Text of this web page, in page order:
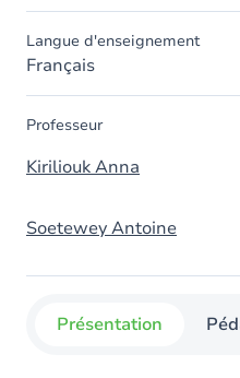
Langue d'enseignement
Français
Professeur
Kiriliouk Anna
Soetewey Antoine
Présentation